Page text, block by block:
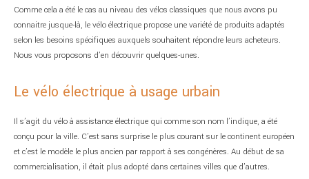
Comme cela a été le cas au niveau des vélos classiques que nous avons pu
connaitre jusque-là, le vélo électrique propose une variété de produits adaptés
selon les besoins spécifiques auxquels souhaitent répondre leurs acheteurs.
Nous vous proposons d’en découvrir quelques-unes.
Le vélo électrique à usage urbain
Il s’agit du vélo à assistance électrique qui comme son nom l’indique, a été
conçu pour la ville. C’est sans surprise le plus courant sur le continent européen
et c’est le modèle le plus ancien par rapport à ses congénères. Au début de sa
commercialisation, il était plus adopté dans certaines villes que d’autres.